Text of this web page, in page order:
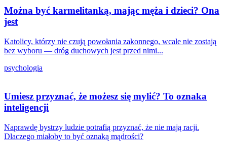
Można być karmelitanką, mając męża i dzieci? Ona
jest
Katolicy, którzy nie czują powołania zakonnego, wcale nie zostają
bez wyboru — dróg duchowych jest przed nimi...
psychologia
Umiesz przyznać, że możesz się mylić? To oznaka
inteligencji
Naprawdę bystrzy ludzie potrafią przyznać, że nie mają racji.
Dlaczego miałoby to być oznaką mądrości?